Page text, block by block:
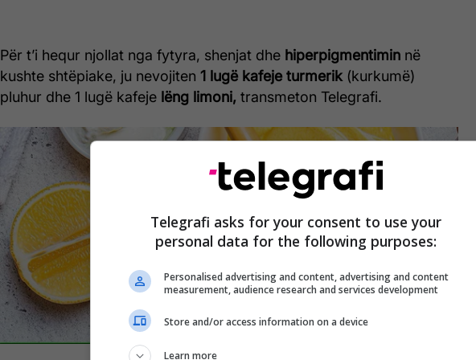
Për t’i hequr njollat nga fytyra, shenjat dhe hiperpigmentimin në
kushte shtëpiake, ju nevojiten 1 lugë kafeje turmerik (kurkumë)
pluhur dhe 1 lugë kafeje lëng limoni, transmeton Telegrafi.
Telegrafi asks for your consent to use your
personal data for the following purposes:
Personalised advertising and content, advertising and content
measurement, audience research and services development
Store and/or access information on a device
Learn more